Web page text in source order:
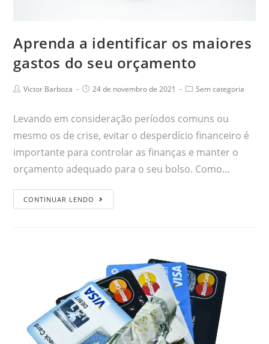
Aprenda a identificar os maiores
gastos do seu orçamento
Victor Barboza 24 de novembro de 2021 Sem categoria
Levando em consideração períodos comuns ou
mesmo os de crise, evitar o desperdício financeiro é
importante para controlar as finanças e manter o
orçamento adequado para o seu bolso. Como…
CONTINUAR LENDO